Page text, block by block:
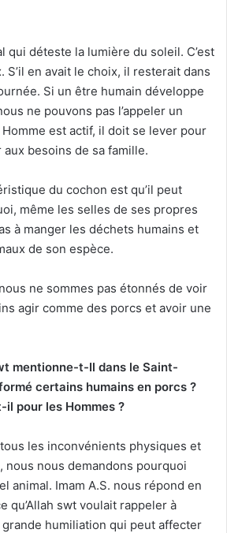
qui déteste la lumière du soleil. C’est
S’il en avait le choix, il resterait dans
Si un être humain développe
ne pouvons pas l’appeler un
Homme est actif, il doit se lever pour
besoins de sa famille.
du cochon est qu’il peut
même les selles de ses propres
à manger les déchets humains et
de son espèce.
ne sommes pas étonnés de voir
agir comme des porcs et avoir une
mentionne-t-Il dans le Saint-
certains humains en porcs ?
pour les Hommes ?
les inconvénients physiques et
nous nous demandons pourquoi
animal. Imam A.S. nous répond en
qu’Allah swt voulait rappeler à
grande humiliation qui peut affecter